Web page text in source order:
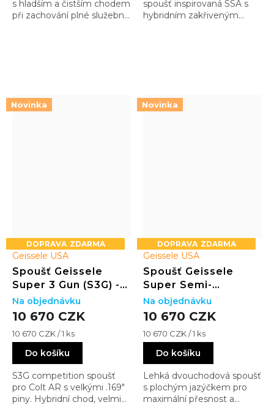
s hladším a čistším chodem
při zachování plné služební
spoušť inspirovaná SSA s
hybridním zakřiveným
Novinka
ZDARMA
Geissele USA
Spoušť Geissele
Super 3 Gun (S3G) -
Large Pin
10 670 CZK
Měrná
cena:
10 670 CZK / 1 ks
Do košíku
S3G competition spoušť
pro Colt AR s velkými .169"
piny. Hybridní chod, velmi
Na objednávku
Novinka
ZDARMA
Geissele USA
Spoušť Geissele
Super Semi-
Automatic Enhanced
(SSA-E) - Large Pin
10 670 CZK
Měrná
cena:
10 670 CZK / 1 ks
Do košíku
Lehká dvouchodová spoušť
s plochým jazýčkem pro
maximální přesnost a
Na objednávku